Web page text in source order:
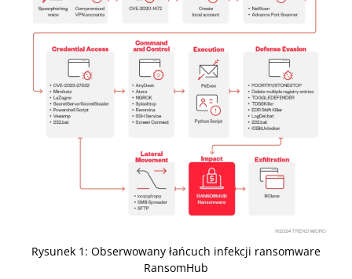
Rysunek 1: Obserwowany łańcuch infekcji ransomware
RansomHub